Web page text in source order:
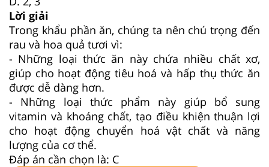
Lời giải
Trong khẩu phần ăn, chúng ta nên chú trọng đến
rau và hoa quả tươi vì:
- Những loại thức ăn này chứa nhiều chất xơ,
giúp cho hoạt động tiêu hoá và hấp thụ thức ăn
được dễ dàng hơn.
- Những loại thức phẩm này giúp bổ sung
vitamin và khoáng chất, tạo điều khiện thuận lợi
cho hoạt động chuyển hoá vật chất và năng
lượng của cơ thể.
Đáp án cần chọn là: C